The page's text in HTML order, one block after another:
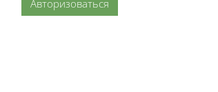
Авторизоваться